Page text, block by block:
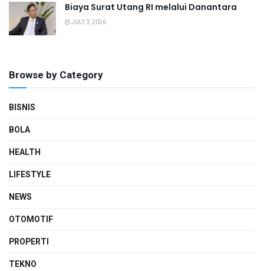
Biaya Surat Utang RI melalui Danantara
JULY 3, 2026
Browse by Category
BISNIS
BOLA
HEALTH
LIFESTYLE
NEWS
OTOMOTIF
PROPERTI
TEKNO